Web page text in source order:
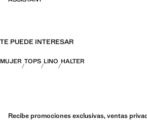
TE PUEDE INTERESAR
MUJER TOPS LINO HALTER
Recibe promociones exclusivas, ventas